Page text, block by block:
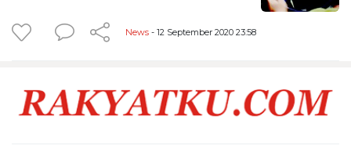
News - 12 September 2020 23:58